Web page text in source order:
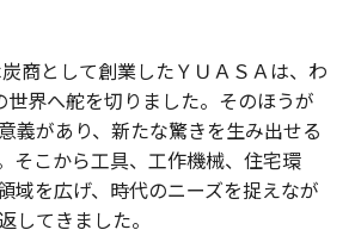
商として創業したＹＵＡＳＡは、わ
界へ舵を切りました。そのほうが
義があり、新たな驚きを生み出せる
そこから工具、工作機械、住宅環
域を広げ、時代のニーズを捉えなが
してきました。